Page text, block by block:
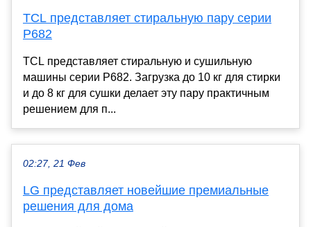
TCL представляет стиральную пару серии
P682
TCL представляет стиральную и сушильную
машины серии P682. Загрузка до 10 кг для стирки
и до 8 кг для сушки делает эту пару практичным
решением для п...
02:27, 21 Фев
LG представляет новейшие премиальные
решения для дома